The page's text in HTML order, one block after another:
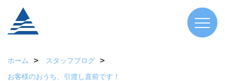
ホーム
スタッフブログ
お客様のおうち、引渡し直前です！